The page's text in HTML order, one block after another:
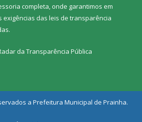
completa, onde garantimos em
exigências das leis de transparência
da Transparência Pública
a Prefeitura Municipal de Prainha.